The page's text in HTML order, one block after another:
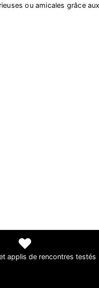
ou amicales grâce
❤
applis de rencontres testés